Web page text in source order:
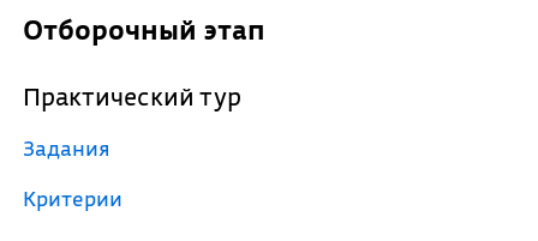
Отборочный этап
Практический тур
Задания
Критерии